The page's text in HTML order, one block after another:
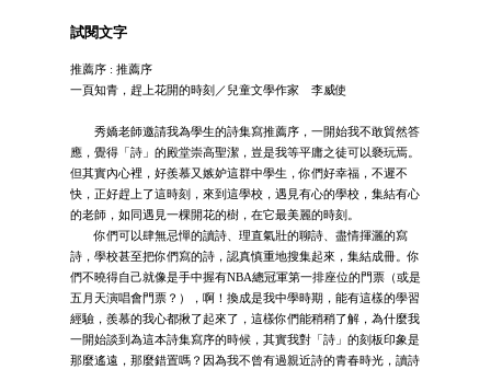
試閱文字
推薦序 : 推薦序
一頁知青，趕上花開的時刻／兒童文學作家 李威使
秀嬌老師邀請我為學生的詩集寫推薦序，一開始我不敢貿然答
應，覺得「詩」的殿堂崇高聖潔，豈是我等平庸之徒可以褻玩焉。
但其實內心裡，好羨慕又嫉妒這群中學生，你們好幸福，不遲不
快，正好趕上了這時刻，來到這學校，遇見有心的學校，集結有心
的老師，如同遇見一棵開花的樹，在它最美麗的時刻。
你們可以肆無忌憚的讀詩、理直氣壯的聊詩、盡情揮灑的寫
詩，學校甚至把你們寫的詩，認真慎重地搜集起來，集結成冊。你
們不曉得自己就像是手中握有NBA總冠軍第一排座位的門票（或是
五月天演唱會門票？），啊！換成是我中學時期，能有這樣的學習
經驗，羨慕的我心都揪了起來了，這樣你們能稍稍了解，為什麼我
一開始談到為這本詩集寫序的時候，其實我對「詩」的刻板印象是
那麼遙遠，那麼錯置嗎？因為我不曾有過親近詩的青春時光，讀詩